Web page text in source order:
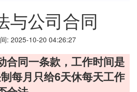
与公司合同
: 2025-10-20 04:26:27
合同一条款，工作时间是
每月只给6天休每天工作